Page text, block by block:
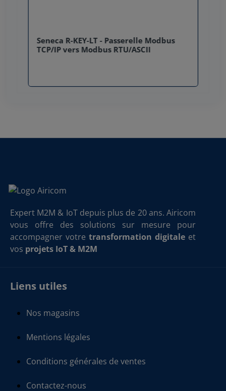
Seneca R-KEY-LT - Passerelle Modbus
TCP/IP vers Modbus RTU/ASCII
Expert M2M & IoT depuis plus de 20 ans. Airicom
vous offre des solutions sur mesure pour
accompagner votre transformation digitale et
vos projets IoT & M2M
Liens utiles
Nos magasins
Mentions légales
Conditions générales de ventes
Contactez-nous